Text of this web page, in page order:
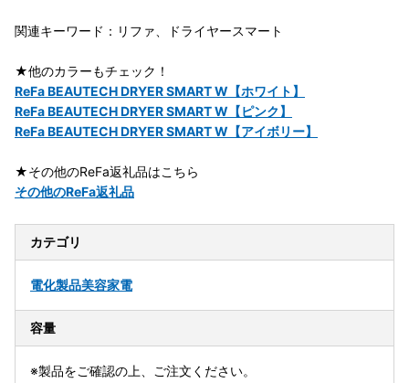
関連キーワード：リファ、ドライヤースマート
★他のカラーもチェック！
ReFa BEAUTECH DRYER SMART W【ホワイト】
ReFa BEAUTECH DRYER SMART W【ピンク】
ReFa BEAUTECH DRYER SMART W【アイボリー】
★その他のReFa返礼品はこちら
その他のReFa返礼品
カテゴリ
電化製品美容家電
容量
※製品をご確認の上、ご注文ください。